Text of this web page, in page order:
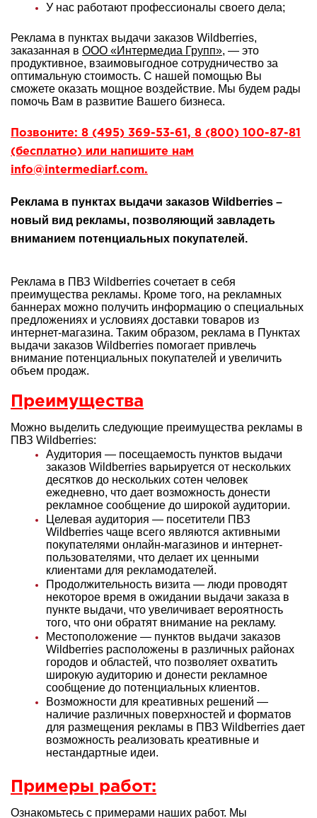
У нас работают профессионалы своего дела;
Реклама в пунктах выдачи заказов Wildberries,
заказанная в ООО «Интермедиа Групп», — это
продуктивное, взаимовыгодное сотрудничество за
оптимальную стоимость. С нашей помощью Вы
сможете оказать мощное воздействие. Мы будем рады
помочь Вам в развитие Вашего бизнеса.
Позвоните: 8 (495) 369-53-61, 8 (800) 100-87-81
(бесплатно) или напишите нам
info@intermediarf.com.
Реклама в пунктах выдачи заказов Wildberries –
новый вид рекламы, позволяющий завладеть
вниманием потенциальных покупателей.
Реклама в ПВЗ Wildberries сочетает в себя
преимущества рекламы. Кроме того, на рекламных
баннерах можно получить информацию о специальных
предложениях и условиях доставки товаров из
интернет-магазина. Таким образом, реклама в Пунктах
выдачи заказов Wildberries помогает привлечь
внимание потенциальных покупателей и увеличить
объем продаж.
Преимущества
Можно выделить следующие преимущества рекламы в
ПВЗ Wildberries:
Аудитория — посещаемость пунктов выдачи
заказов Wildberries варьируется от нескольких
десятков до нескольких сотен человек
ежедневно, что дает возможность донести
рекламное сообщение до широкой аудитории.
Целевая аудитория — посетители ПВЗ
Wildberries чаще всего являются активными
покупателями онлайн-магазинов и интернет-
пользователями, что делает их ценными
клиентами для рекламодателей.
Продолжительность визита — люди проводят
некоторое время в ожидании выдачи заказа в
пункте выдачи, что увеличивает вероятность
того, что они обратят внимание на рекламу.
Местоположение — пунктов выдачи заказов
Wildberries расположены в различных районах
городов и областей, что позволяет охватить
широкую аудиторию и донести рекламное
сообщение до потенциальных клиентов.
Возможности для креативных решений —
наличие различных поверхностей и форматов
для размещения рекламы в ПВЗ Wildberries дает
возможность реализовать креативные и
нестандартные идеи.
Примеры работ:
Ознакомьтесь с примерами наших работ. Мы